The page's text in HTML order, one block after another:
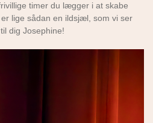
timer du lægger i at skabe
lige sådan en ildsjæl, som vi ser
dig Josephine!